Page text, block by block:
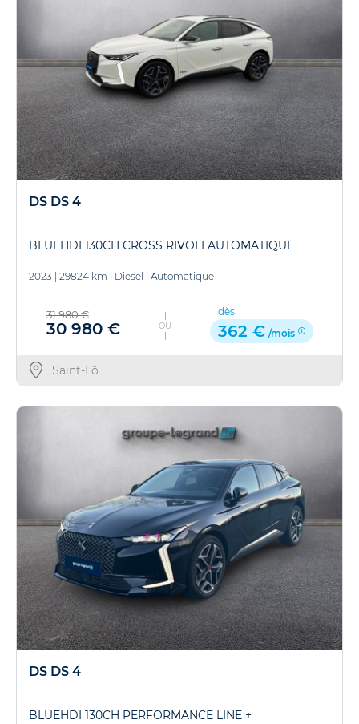
DS DS 4
BLUEHDI 130CH CROSS RIVOLI AUTOMATIQUE
2023 29824 km Diesel Automatique
31 980 €
30 980 € OU
dès
362 € /mois
Saint-Lô
DS DS 4
BLUEHDI 130CH PERFORMANCE LINE +